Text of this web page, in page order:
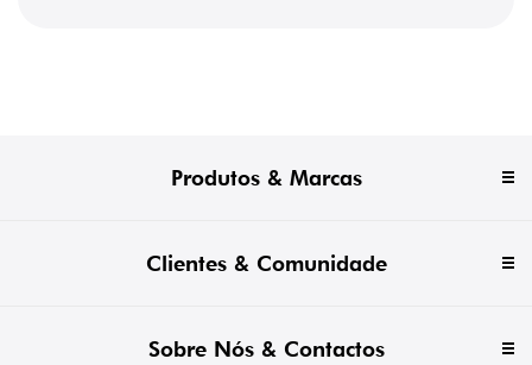
Produtos & Marcas
Clientes & Comunidade
Sobre Nós & Contactos